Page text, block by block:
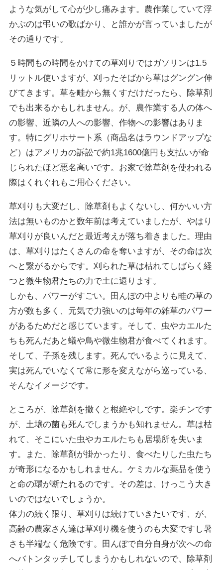
ような気がして心が少し痛みます。農作業していて浮
かぶのは弔いの歌ばかり、と誰かが言っていましたが
その通りです。
５時間もの時間をかけての草刈りではガソリンは1.5
リットル使いますが、刈ったそばから草はグングン伸
びてきます。草を畦から無くすだけだったら、除草剤
でも出来るかもしれません。が、農作業する人の体へ
の影響、近隣の人への影響、作物への影響はありま
す。特にグリホサート系（商品名はラウンドアップな
ど）はアメリカの訴訟で約1兆1600億円も支払いが命
じられたほど悪名高いです。お家で除草剤を使われる
際はくれぐれもご用心ください。
草刈りも大変だし、除草剤もよくないし、何かいい方
法は無いものかと数年前は考えていましたが、やはり
草刈りが良いんだと最近考えが落ち着きました。理由
は、草刈りはたくさんの命を奪いますが、その命は次
へと繋がるからです。刈られた草は枯れてしばらく経
つと微生物君たちの力で土に還ります。
しかも、パワーがすごい。田んぼの中よりも畦の草の
方が数も多く、元気で力強いのは毎年の雑草のパワー
があるためだと感じています。そして、虫やカエルた
ちも死んだあと蟻や鳥や微生物君が食べてくれます。
そして、子孫を残します。死んでいるように見えて、
実は死んでいなくて常に形を変えながら巡っている、
そんなイメージです。
ところが、除草剤を撒くと根絶やしです。楽チンです
が、土壌の菌も死んでしまうかも知れません。草は枯
れて、そこにいた虫やカエルたちも居場所を失いま
す。また、除草剤が掛かったり、食べたりした虫たち
が奇形になるかもしれません。ケミカルな薬品を使う
と命の環が断たれるのです。その差は、けっこう大き
いのではないでしょうか。
体力の続く限り、草刈りは続けていきたいです、が、
高齢の農家さん達は草刈り機を使うのも大変ですし暑
さも半端なく危険です。田んぼで自分自身が次への命
へバトンタッチしてしまうかもしれないので、除草剤